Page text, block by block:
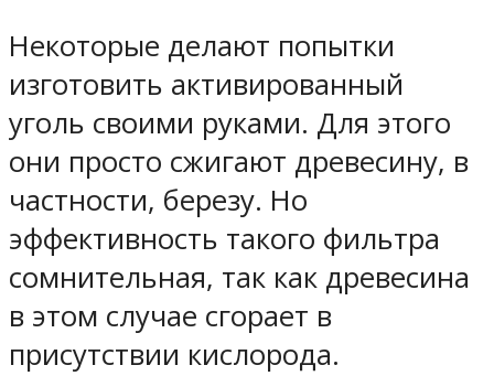
Некоторые делают попытки
изготовить активированный
уголь своими руками. Для этого
они просто сжигают древесину, в
частности, березу. Но
эффективность такого фильтра
сомнительная, так как древесина
в этом случае сгорает в
присутствии кислорода.